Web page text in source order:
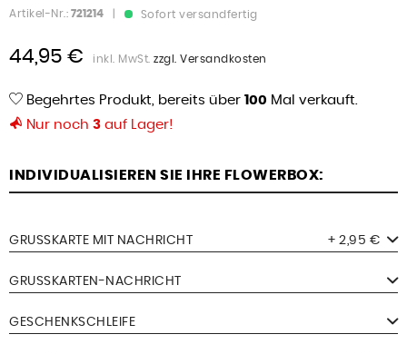
Artikel-Nr.: 721214 Sofort versandfertig
44,95 € inkl. MwSt. zzgl. Versandkosten
Begehrtes Produkt, bereits über 100 Mal verkauft.
Nur noch 3 auf Lager!
INDIVIDUALISIEREN SIE IHRE FLOWERBOX:
GRUSSKARTE MIT NACHRICHT + 2,95 €
GRUSSKARTEN-NACHRICHT
GESCHENKSCHLEIFE